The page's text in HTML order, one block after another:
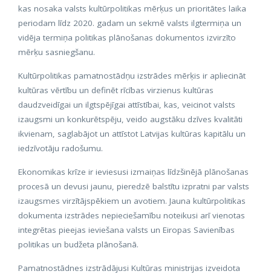
kas nosaka valsts kultūrpolitikas mērķus un prioritātes laika
periodam līdz 2020. gadam un sekmē valsts ilgtermiņa un
vidēja termiņa politikas plānošanas dokumentos izvirzīto
mērķu sasniegšanu.
Kultūrpolitikas pamatnostādņu izstrādes mērķis ir apliecināt
kultūras vērtību un definēt rīcības virzienus kultūras
daudzveidīgai un ilgtspējīgai attīstībai, kas, veicinot valsts
izaugsmi un konkurētspēju, veido augstāku dzīves kvalitāti
ikvienam, saglabājot un attīstot Latvijas kultūras kapitālu un
iedzīvotāju radošumu.
Ekonomikas krīze ir ieviesusi izmaiņas līdzšinējā plānošanas
procesā un devusi jaunu, pieredzē balstītu izpratni par valsts
izaugsmes virzītājspēkiem un avotiem. Jauna kultūrpolitikas
dokumenta izstrādes nepieciešamību noteikusi arī vienotas
integrētas pieejas ieviešana valsts un Eiropas Savienības
politikas un budžeta plānošanā.
Pamatnostādnes izstrādājusi Kultūras ministrijas izveidota